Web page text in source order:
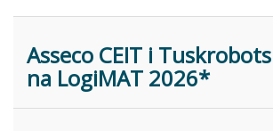
Asseco CEIT i
na LogiMAT 2026*